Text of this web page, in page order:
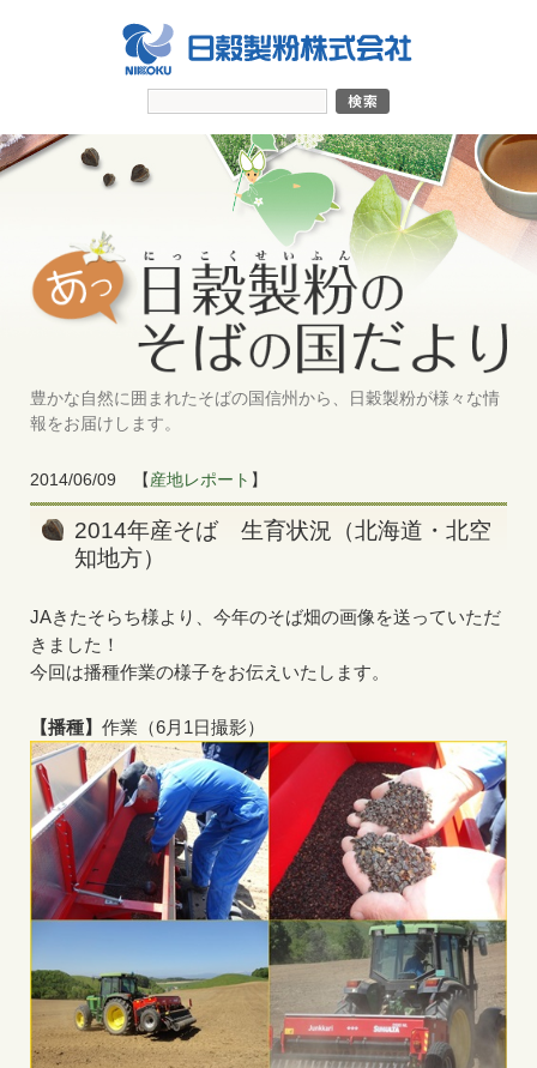
豊かな自然に囲まれたそばの国信州から、日穀製粉が様々な情
報をお届けします。
2014/06/09 【産地レポート 】
2014年産そば 生育状況（北海道・北空
知地方）
JAきたそらち様より、今年のそば畑の画像を送っていただ
きました！
今回は播種作業の様子をお伝えいたします。
【播種】 作業（6月1日撮影）